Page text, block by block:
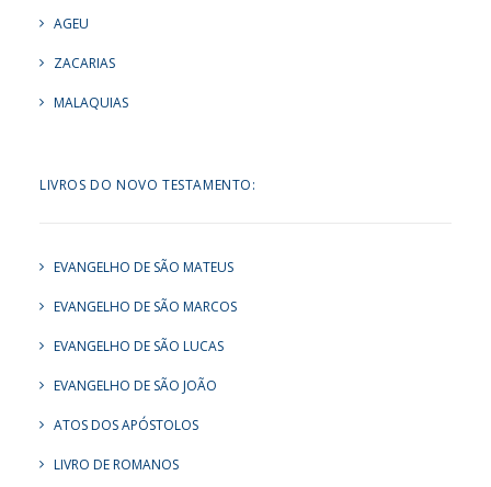
AGEU
ZACARIAS
MALAQUIAS
LIVROS DO NOVO TESTAMENTO:
EVANGELHO DE SÃO MATEUS
EVANGELHO DE SÃO MARCOS
EVANGELHO DE SÃO LUCAS
EVANGELHO DE SÃO JOÃO
ATOS DOS APÓSTOLOS
LIVRO DE ROMANOS